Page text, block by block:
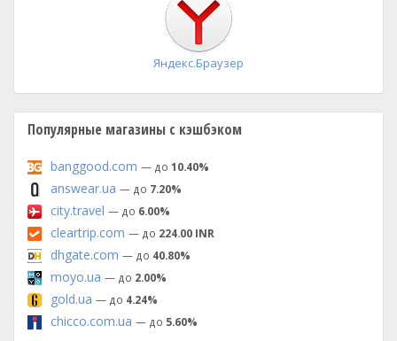
Яндекс.Браузер
Популярные магазины с кэшбэком
banggood.com — до 10.40%
answear.ua — до 7.20%
city.travel — до 6.00%
cleartrip.com — до 224.00 INR
dhgate.com — до 40.80%
moyo.ua — до 2.00%
gold.ua — до 4.24%
chicco.com.ua — до 5.60%